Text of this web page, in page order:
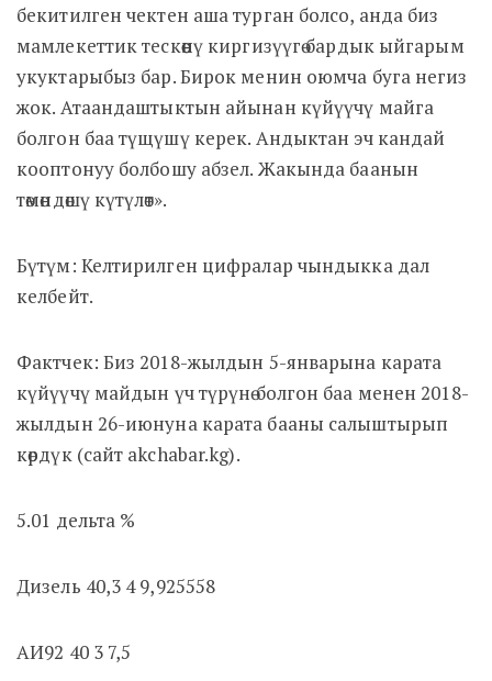
бекитилген чектен аша турган болсо, анда биз
мамлекеттик тескөөнү киргизүүгө бардык ыйгарым
укуктарыбыз бар. Бирок менин оюмча буга негиз
жок. Атаандаштыктын айынан күйүүчү майга
болгон баа түщүшү керек. Андыктан эч кандай
кооптонуу болбошу абзел. Жакында баанын
төмөндөшү күтүлөт».
Бүтүм: Келтирилген цифралар чындыкка дал
келбейт.
Фактчек: Биз 2018-жылдын 5-январына карата
күйүүчү майдын үч түрүнө болгон баа менен 2018-
жылдын 26-июнуна карата бааны салыштырып
көрдүк (сайт akchabar.kg).
5.01 дельта %
Дизель 40,3 4 9,925558
АИ92 40 3 7,5